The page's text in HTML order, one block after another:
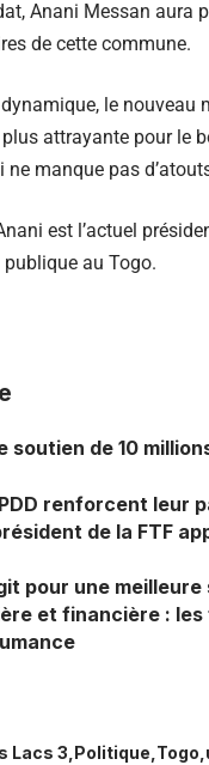
Anani Messan aura
de cette commune.
le nouveau
attrayante pour le
ne manque pas
est l’actuel
au Togo.
soutien de 10
renforcent
de la FTF
pour une
et financière :
Lacs 3 Politique Togo